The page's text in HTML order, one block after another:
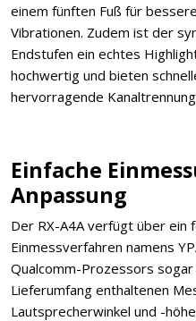
einem fünften Fuß für
Vibrationen. Zudem ist der
Endstufen ein echtes
hochwertig und bieten
hervorragende
Einfache
Anpassung
Der RX-A4A verfügt über ein
Einmessverfahren namens
Qualcomm-Prozessors
Lieferumfang enthaltenen
Lautsprecherwinkel und -